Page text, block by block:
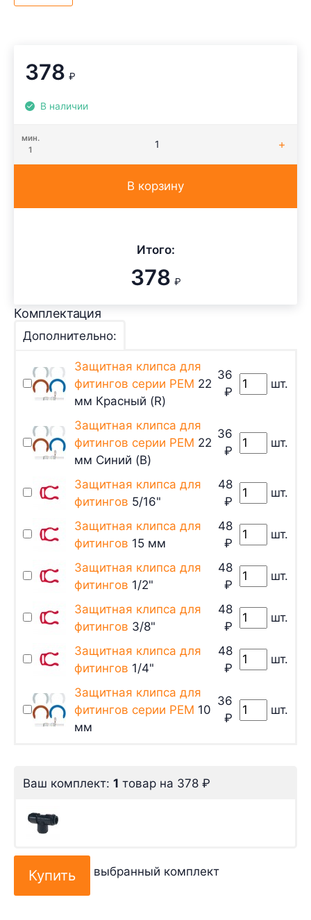
378 ₽
В наличии
мин.
1
В корзину
Итого:
378 ₽
Комплектация
Дополнительно:
Защитная клипса для
фитингов серии PEM 22
мм Красный (R)
36
₽
шт.
Защитная клипса для
фитингов серии PEM 22
мм Синий (B)
36
₽
шт.
Защитная клипса для
фитингов 5/16"
48
₽
шт.
Защитная клипса для
фитингов 15 мм
48
₽
шт.
Защитная клипса для
фитингов 1/2"
48
₽
шт.
Защитная клипса для
фитингов 3/8"
48
₽
шт.
Защитная клипса для
фитингов 1/4"
48
₽
шт.
Защитная клипса для
фитингов серии PEM 10
мм
36
₽
шт.
Ваш комплект: 1 товар на 378 ₽
выбранный комплект